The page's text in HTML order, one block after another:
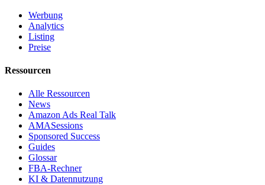
Werbung
Analytics
Listing
Preise
Ressourcen
Alle Ressourcen
News
Amazon Ads Real Talk
AMASessions
Sponsored Success
Guides
Glossar
FBA-Rechner
KI & Datennutzung